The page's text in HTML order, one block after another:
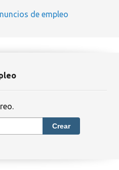
de empleo
Crear